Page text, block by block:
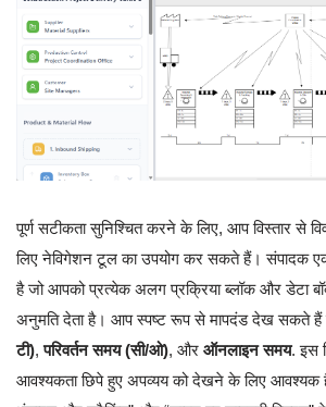
पूर्ण सटीकता सुनिश्चित करने के लिए, आप विस्तार से
लिए नेविगेशन टूल का उपयोग कर सकते हैं। संपादक
है जो आपको प्रत्येक अलग प्रक्रिया ब्लॉक और डेटा
अनुमति देता है। आप स्पष्ट रूप से मापदंड देख सकते
टी),परिवर्तन समय (सी/ओ), और ऑनलाइन समय. इस
आवश्यकता छिपे हुए अपव्यय को देखने के लिए आवश्यक